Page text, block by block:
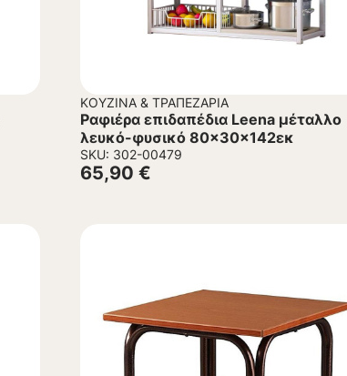
ΚΟΥΖΊΝΑ & ΤΡΑΠΕΖΑΡΊΑ
Ραφιέρα επιδαπέδια Leena μέταλλο
λευκό-φυσικό 80x30x142εκ
SKU: 302-00479
65,90 €